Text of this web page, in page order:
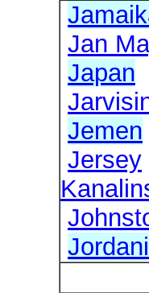
Jan
Japan
Jemen
Jersey